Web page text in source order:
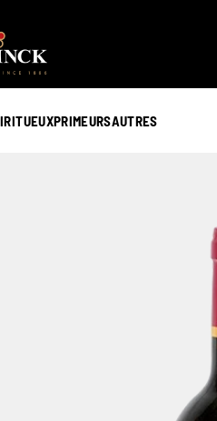
PRIMEURSAUTRES